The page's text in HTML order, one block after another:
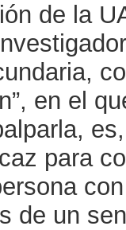
de la
en el
para
de un